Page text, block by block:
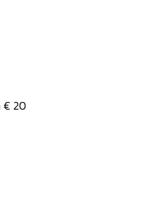
€ 20